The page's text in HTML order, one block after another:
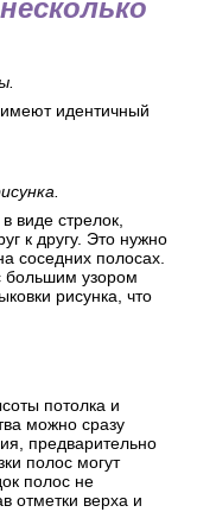
имеют идентичный
виде стрелок,
к другу. Это нужно
соседних полосах.
большим узором
рисунка, что
потолка и
можно сразу
предварительно
полос могут
полос не
отметки верха и